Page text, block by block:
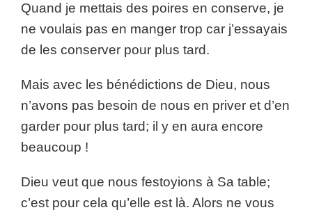
Quand je mettais des poires en conserve, je
ne voulais pas en manger trop car j’essayais
de les conserver pour plus tard.
Mais avec les bénédictions de Dieu, nous
n’avons pas besoin de nous en priver et d’en
garder pour plus tard; il y en aura encore
beaucoup !
Dieu veut que nous festoyions à Sa table;
c’est pour cela qu’elle est là. Alors ne vous